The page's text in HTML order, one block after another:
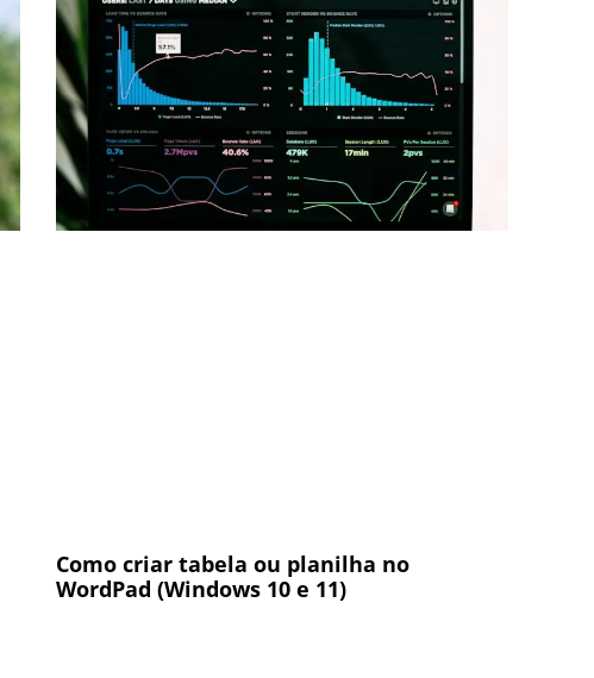
Como criar tabela ou planilha no
WordPad (Windows 10 e 11)